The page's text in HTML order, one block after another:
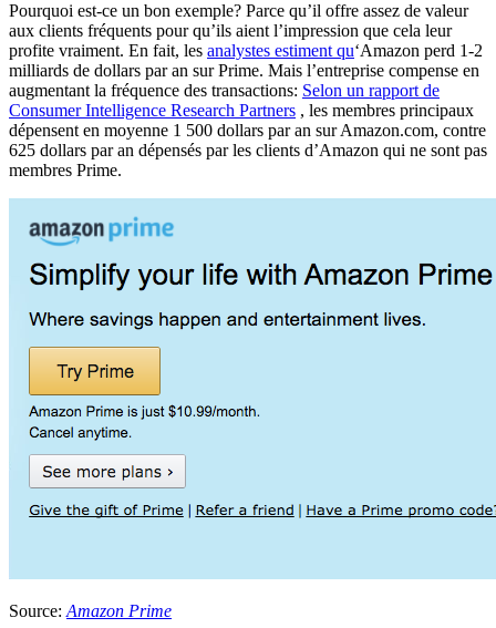
Pourquoi est-ce un bon exemple? Parce qu’il offre assez de valeur
aux clients fréquents pour qu’ils aient l’impression que cela leur
profite vraiment. En fait, les analystes estiment qu‘Amazon perd 1-2
milliards de dollars par an sur Prime. Mais l’entreprise compense en
augmentant la fréquence des transactions: Selon un rapport de
Consumer Intelligence Research Partners , les membres principaux
dépensent en moyenne 1 500 dollars par an sur Amazon.com, contre
625 dollars par an dépensés par les clients d’Amazon qui ne sont pas
membres Prime.
Source: Amazon Prime